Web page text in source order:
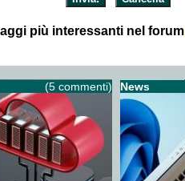
più interessanti nel forum
(5 commenti) News